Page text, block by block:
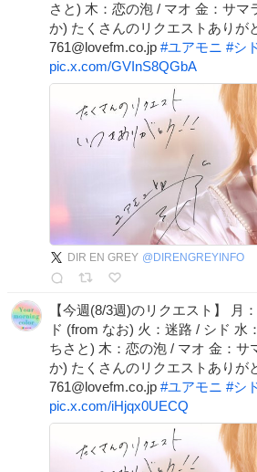
さと) 木：恋の泡 / マオ 金：サマ
か) たくさんのリクエストありが
761@lovefm.co.jp #ユアモニ #シ
pic.x.com/GVInS8QGbA
DIR EN GREY @ DIRENGREYINFO
【今週(8/3週)のリクエスト】 月：
ド (from なお) 火：迷路 / シド 水
ちさと) 木：恋の泡 / マオ 金：サ
か) たくさんのリクエストありが
761@lovefm.co.jp #ユアモニ #シ
pic.x.com/iHjqx0UECQ